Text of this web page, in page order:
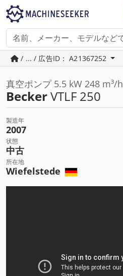
/ ... / 広告ID： A21367252
真空ポンプ 5.5 kW 248 m³/h
BeckerVTLF 250
製造年
2007
状態
中古
所在地
Wiefelstede